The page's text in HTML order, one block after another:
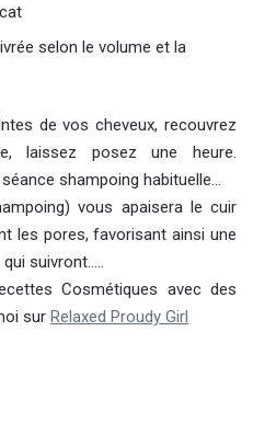
selon le volume et la
de vos cheveux, recouvrez
laissez posez une heure.
shampoing habituelle…
vous apaisera le cuir
les pores, favorisant ainsi une
suivront…..
Cosmétiques avec des
sur Relaxed Proudy Girl